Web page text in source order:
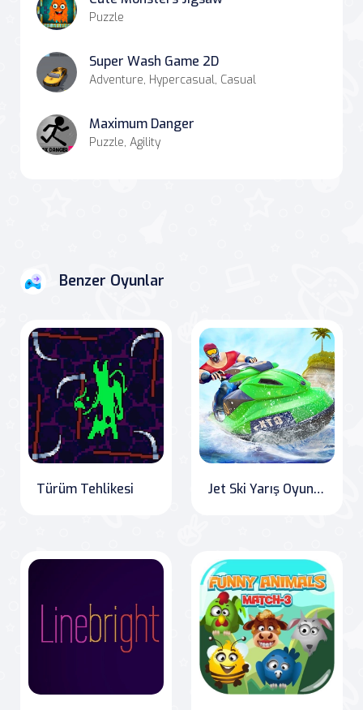
Puzzle
Super Wash Game 2D
Adventure, Hypercasual, Casual
Maximum Danger
Puzzle, Agility
Benzer Oyunlar
Türüm Tehlikesi Jet Ski Yarış Oyunları Jet Ski Atış Tekne Oyunları